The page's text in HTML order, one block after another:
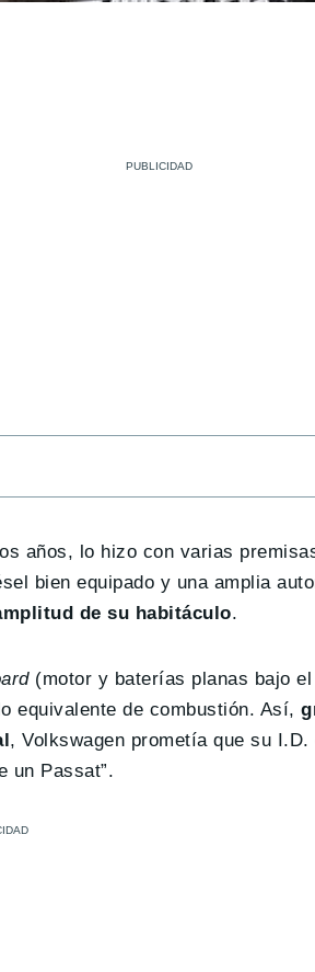
años, lo hizo con varias
bien equipado y una amplia
de su habitáculo.
(motor y baterías planas bajo
equivalente de combustión. Así,
, Volkswagen prometía que su
un Passat”.